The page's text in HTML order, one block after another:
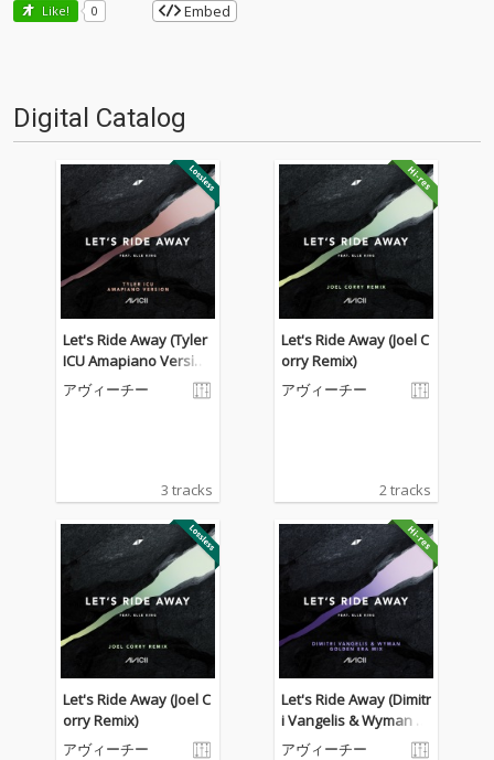
Like! 0 Embed
Digital Catalog
Let's Ride Away (Tyler
ICU Amapiano Versio
n)
アヴィーチー
3 tracks
Let's Ride Away (Joel C
orry Remix)
アヴィーチー
2 tracks
Let's Ride Away (Joel C
orry Remix)
アヴィーチー
Let's Ride Away (Dimitr
i Vangelis & Wyman G
olden Era Mix)
アヴィーチー